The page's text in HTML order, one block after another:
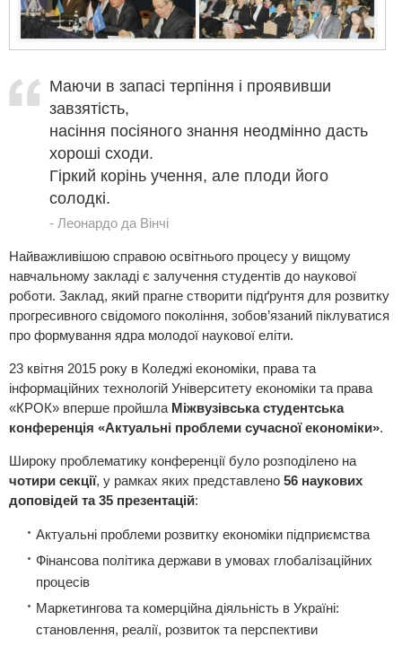
Маючи в запасі терпіння і проявивши
завзятість,
насіння посіяного знання неодмінно дасть
хороші сходи.
Гіркий корінь учення, але плоди його
солодкі.
Леонардо да Вінчі
Найважливішою справою освітнього процесу у вищому
навчальному закладі є залучення студентів до наукової
роботи. Заклад, який прагне створити підґрунтя для розвитку
прогресивного свідомого покоління, зобов’язаний піклуватися
про формування ядра молодої наукової еліти.
23 квітня 2015 року в Коледжі економіки, права та
інформаційних технологій Університету економіки та права
«КРОК» вперше пройшла Міжвузівська студентська
конференція «Актуальні проблеми сучасної економіки».
Широку проблематику конференції було розподілено на
чотири секції, у рамках яких представлено 56 наукових
доповідей та 35 презентацій:
Актуальні проблеми розвитку економіки підприємства
Фінансова політика держави в умовах глобалізаційних
процесів
Маркетингова та комерційна діяльність в Україні:
становлення, реалії, розвиток та перспективи